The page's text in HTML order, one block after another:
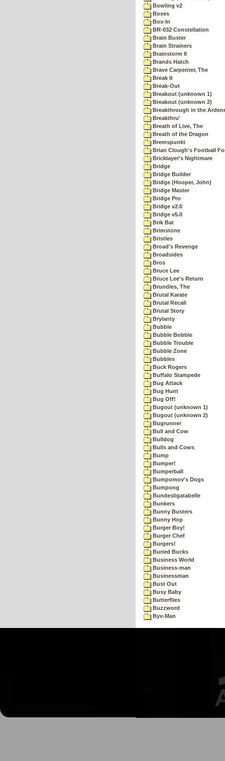
Bowling v2
Boxes
Box-In
BR-032 Constellation
Brain Buster
Brain Strainers
Brainstorm II
Brands Hatch
Brave Carpenter, The
Break It
Break-Out
Breakout (unknown 1)
Breakout (unknown 2)
Breakthrough in the
Breakthru'
Breath of Live, The
Breath of the Dragon
Bremspunkt
Brian Clough's Football
Bricklayer's Nightmare
Bridge
Bridge Builder
Bridge (Hooper, John)
Bridge Master
Bridge Pro
Bridge v2.0
Bridge v5.0
Brik Bat
Brimstone
Bristles
Broad's Revenge
Broadsides
Bros
Bruce Lee
Bruce Lee's Return
Brundles, The
Brutal Karate
Brutal Recall
Brutal Story
Brylanty
Bubble
Bubble Bobble
Bubble Trouble
Bubble Zone
Bubbles
Buck Rogers
Buffalo Stampede
Bug Attack
Bug Hunt
Bug Off!
Bugout (unknown 1)
Bugout (unknown 2)
Bugrunner
Bull and Cow
Bulldog
Bulls and Cows
Bump
Bumper!
Bumperball
Bumpomov's Dogs
Bumpong
Bundesligatabelle
Bunkers
Bunny Busters
Bunny Hop
Burger Boy!
Burger Chef
Burgers!
Buried Bucks
Business World
Business-man
Businessman
Bust Out
Busy Baby
Butterflies
Buzzword
Byx-Man